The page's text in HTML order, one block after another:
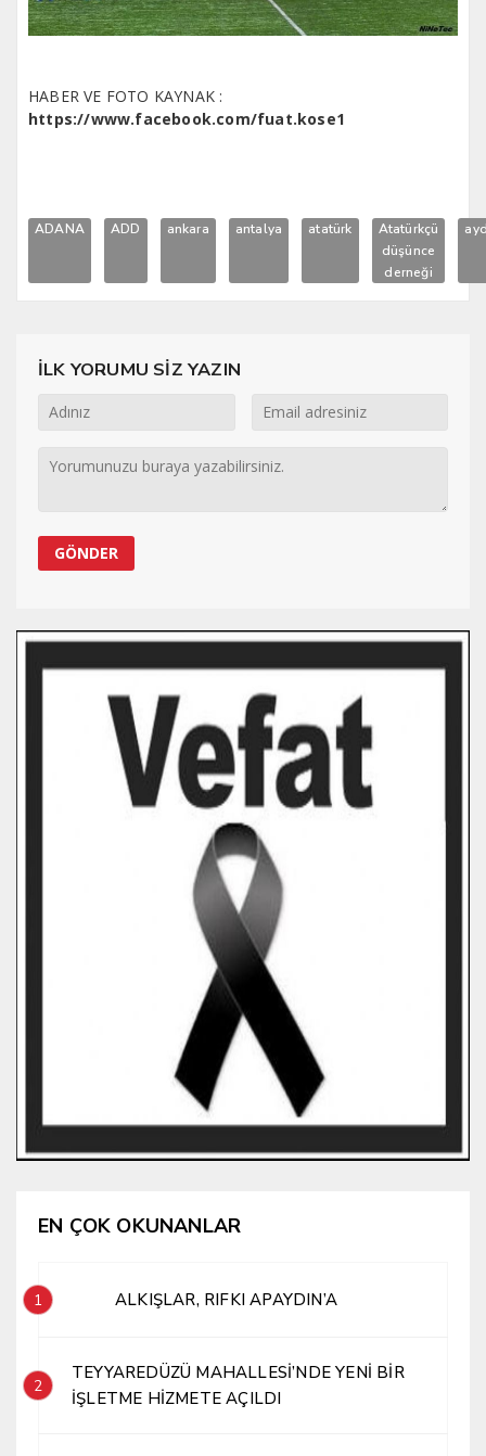
HABER VE FOTO KAYNAK :
https://www.facebook.com/fuat.kose1
ADANA ADD ankara antalya atatürk
Atatürkçü
düşünce
derneği
İLK YORUMU SİZ YAZIN
EN ÇOK OKUNANLAR
1 ALKIŞLAR, RIFKI APAYDIN’A
2
TEYYAREDÜZÜ MAHALLESİ’NDE YENİ BİR
İŞLETME HİZMETE AÇILDI